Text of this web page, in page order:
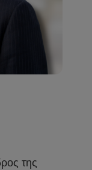
της